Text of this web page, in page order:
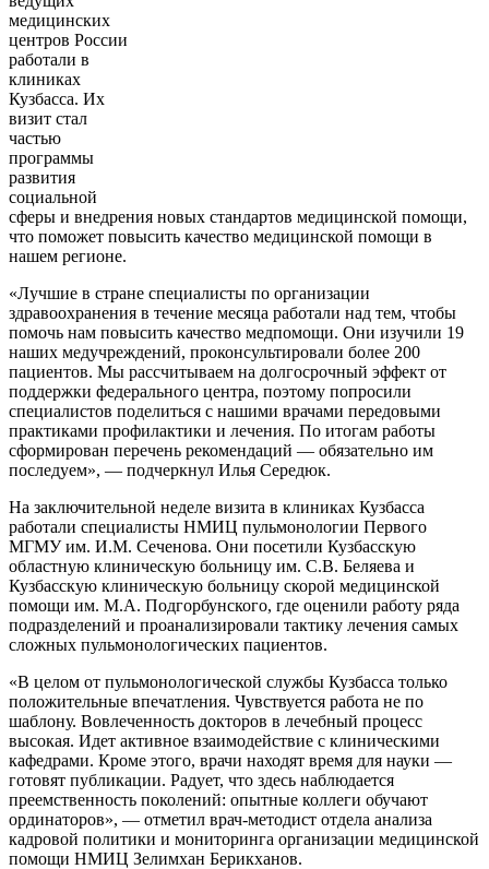
медицинских
центров России
работали в
клиниках
Кузбасса. Их
визит стал
частью
программы
развития
социальной
сферы и внедрения новых стандартов медицинской помощи,
что поможет повысить качество медицинской помощи в
нашем регионе.
«Лучшие в стране специалисты по организации
здравоохранения в течение месяца работали над тем, чтобы
помочь нам повысить качество медпомощи. Они изучили 19
наших медучреждений, проконсультировали более 200
пациентов. Мы рассчитываем на долгосрочный эффект от
поддержки федерального центра, поэтому попросили
специалистов поделиться с нашими врачами передовыми
практиками профилактики и лечения. По итогам работы
сформирован перечень рекомендаций — обязательно им
последуем», — подчеркнул Илья Середюк.
На заключительной неделе визита в клиниках Кузбасса
работали специалисты НМИЦ пульмонологии Первого
МГМУ им. И.М. Сеченова. Они посетили Кузбасскую
областную клиническую больницу им. С.В. Беляева и
Кузбасскую клиническую больницу скорой медицинской
помощи им. М.А. Подгорбунского, где оценили работу ряда
подразделений и проанализировали тактику лечения самых
сложных пульмонологических пациентов.
«В целом от пульмонологической службы Кузбасса только
положительные впечатления. Чувствуется работа не по
шаблону. Вовлеченность докторов в лечебный процесс
высокая. Идет активное взаимодействие с клиническими
кафедрами. Кроме этого, врачи находят время для науки —
готовят публикации. Радует, что здесь наблюдается
преемственность поколений: опытные коллеги обучают
ординаторов», — отметил врач-методист отдела анализа
кадровой политики и мониторинга организации медицинской
помощи НМИЦ Зелимхан Берикханов.